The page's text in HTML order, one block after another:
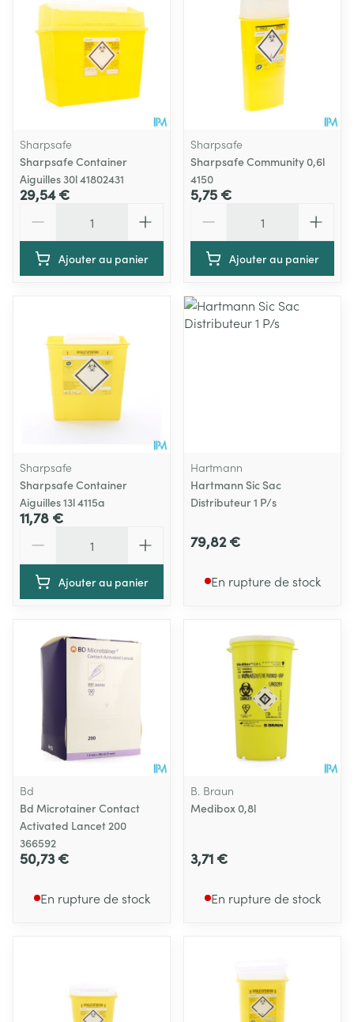
Sharpsafe
Sharpsafe Container
Aiguilles 30l 41802431
29,54 €
Ajouter au panier
Sharpsafe
Sharpsafe Community 0,6l
4150
5,75 €
Ajouter au panier
Sharpsafe
Sharpsafe Container
Aiguilles 13l 4115a
11,78 €
Ajouter au panier
Hartmann
Hartmann Sic Sac
Distributeur 1 P/s
79,82 €
En rupture de stock
Bd
Bd Microtainer Contact
Activated Lancet 200
366592
50,73 €
En rupture de stock
B. Braun
Medibox 0,8l
3,71 €
En rupture de stock